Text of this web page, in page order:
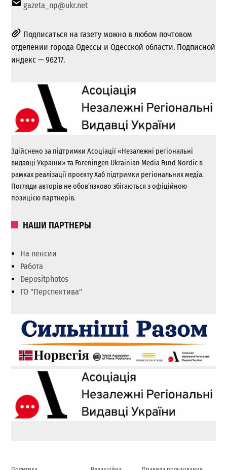
gazeta_np@ukr.net
Подписаться на газету можно в любом почтовом
отделении города Одессы и Одесской области. Подписной
индекс — 96217.
Здійснено за підтримки Асоціації «Незалежні регіональні
видавці України» та Foreningen Ukrainian Media Fund Nordic в
рамках реалізації проєкту Хаб підтримки регіональних медіа.
Погляди авторів не обов’язково збігаються з офіційною
позицією партнерів.
НАШИ ПАРТНЕРЫ
На пенсии
Работа
Depositphotos
ГО "Перспектива"